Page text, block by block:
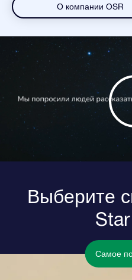
О компании OSR
Выберите
Самое